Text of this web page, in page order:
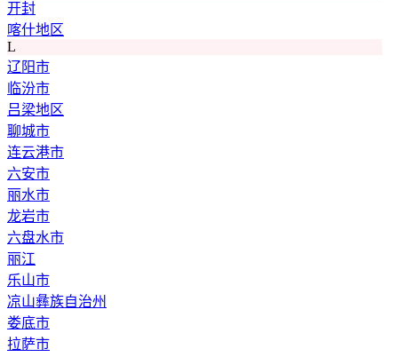
开封
喀什地区
L
辽阳市
临汾市
吕梁地区
聊城市
连云港市
六安市
丽水市
龙岩市
六盘水市
丽江
乐山市
凉山彝族自治州
娄底市
拉萨市